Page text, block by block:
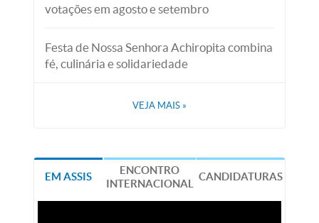
votações em agosto e setembro
Festa de Nossa Senhora Achiropita combina
fé, culinária e solidariedade
VEJA MAIS »
EM ASSIS
ENCONTRO
INTERNACIONAL
CANDIDATURAS